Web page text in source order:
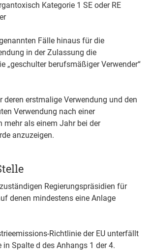
Kategorie 1 SE oder RE
Fälle hinaus für die
in der Zulassung die
„geschulter berufsmäßiger Verwender“
deren erstmalige Verwendung und den
Verwendung nach einer
mehr als einem Jahr bei der
anzuzeigen.
Regierungspräsidien für
denen mindestens eine Anlage
Richtlinie der EU unterfällt
in Spalte d des Anhangs 1 der 4.